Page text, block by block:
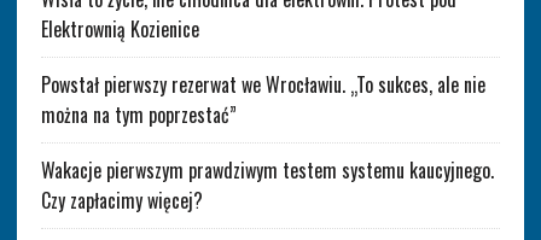
Elektrownią Kozienice
Powstał pierwszy rezerwat we Wrocławiu. „To sukces, ale nie
można na tym poprzestać”
Wakacje pierwszym prawdziwym testem systemu kaucyjnego.
Czy zapłacimy więcej?